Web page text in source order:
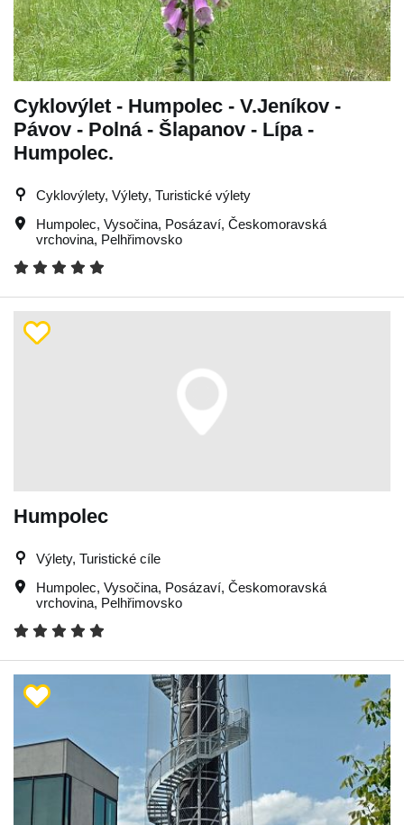
Cyklovýlet - Humpolec - V.Jeníkov -
Pávov - Polná - Šlapanov - Lípa -
Humpolec.
Cyklovýlety, Výlety, Turistické výlety
Humpolec, Vysočina, Posázaví, Českomoravská
vrchovina, Pelhřimovsko
Humpolec
Výlety, Turistické cíle
Humpolec, Vysočina, Posázaví, Českomoravská
vrchovina, Pelhřimovsko